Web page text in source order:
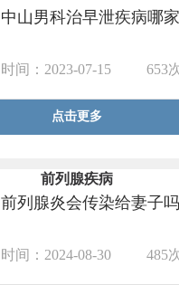
中山男科治早泄疾病哪
时间：2023-07-15 653
点击更多
前列腺疾病
前列腺炎会传染给妻子吗
时间：2024-08-30 485